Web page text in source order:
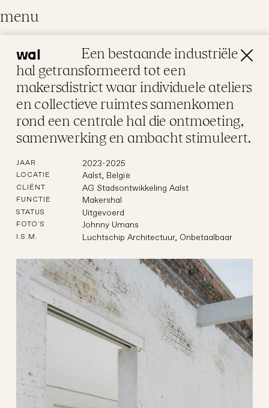
menu
wal
Een bestaande industriële
hal getransformeerd tot een
makersdistrict waar individuele ateliers
en collectieve ruimtes samenkomen
rond een centrale hal die ontmoeting,
samenwerking en ambacht stimuleert.
JAAR 2023-2025
LOCATIE Aalst, België
CLIËNT AG Stadsontwikkeling Aalst
FUNCTIE Makershal
STATUS Uitgevoerd
FOTO'S Johnny Umans
I.S.M. Luchtschip Architectuur, Onbetaalbaar
architectuur
We ontwerpen tijdloze en functionele
ruimtes die de essentie van de plek
respecteren. Elk project vertaalt de
klantwens en de bestaande identiteit in
een uitgebalanceerd geheel van
eerlijke materialen en verfijnde details.
wal 2. architectuur